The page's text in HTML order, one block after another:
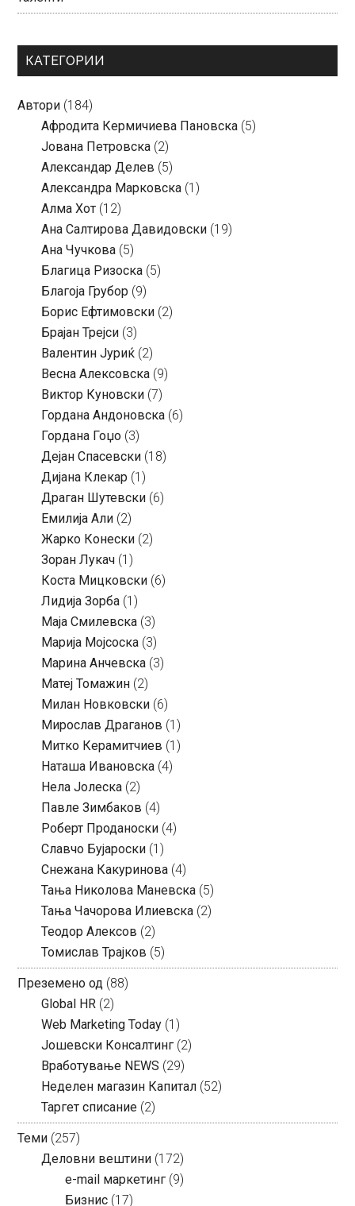
КАТЕГОРИИ
Автори (184)
Aфродита Кермичиева Пановска (5)
Јована Петровска (2)
Александар Делев (5)
Александра Марковска (1)
Алма Хот (12)
Ана Салтирова Давидовски (19)
Ана Чучкова (5)
Благица Ризоска (5)
Благоја Грубор (9)
Борис Ефтимовски (2)
Брајан Трејси (3)
Валентин Јуриќ (2)
Весна Алексовска (9)
Виктор Куновски (7)
Гордана Андоновска (6)
Гордана Гоџо (3)
Дејан Спасевски (18)
Дијана Клекар (1)
Драган Шутевски (6)
Емилија Али (2)
Жарко Конески (2)
Зоран Лукач (1)
Коста Мицковски (6)
Лидија Зорба (1)
Маја Смилевска (3)
Марија Мојсоска (3)
Марина Анчевска (3)
Матеј Томажин (2)
Милан Новковски (6)
Мирослав Драганов (1)
Митко Керамитчиев (1)
Наташа Ивановска (4)
Нела Јолеска (2)
Павле Зимбаков (4)
Роберт Проданоски (4)
Славчо Бујароски (1)
Снежана Какуринова (4)
Тања Николова Маневска (5)
Тања Чачорова Илиевска (2)
Теодор Алексов (2)
Томислав Трајков (5)
Преземено од (88)
Global HR (2)
Web Marketing Today (1)
Јошевски Консалтинг (2)
Вработување NEWS (29)
Неделен магазин Капитал (52)
Таргет списание (2)
Теми (257)
Деловни вештини (172)
e-mail маркетинг (9)
Бизнис (17)